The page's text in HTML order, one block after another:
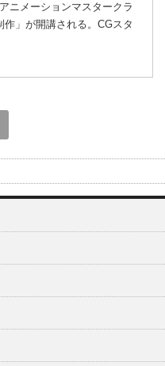
ニメーションマスタークラ
」が開講される。CGスタ